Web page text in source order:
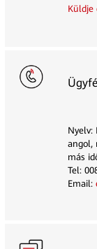
Küldje
Nyelv:
angol,
más
Tel:
Email: